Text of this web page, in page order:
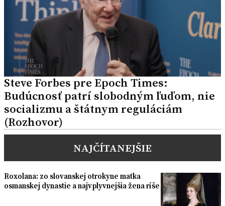
Steve Forbes pre Epoch Times:
Budúcnosť patrí slobodným ľuďom, nie
socializmu a štátnym reguláciám
(Rozhovor)
NAJČÍTANEJŠIE
Roxolana: zo slovanskej otrokyne matka
osmanskej dynastie a najvplyvnejšia žena ríše